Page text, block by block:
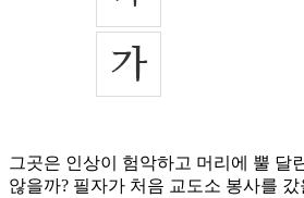
그곳은 인상이 험악하고 머리에 뿔 달
않을까? 필자가 처음 교도소 봉사를